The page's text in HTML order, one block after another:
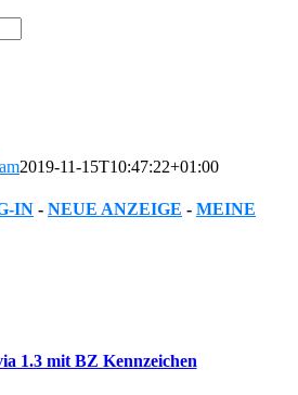
2019-11-15T10:47:22+01:00
IN - NEUE ANZEIGE - MEINE
1.3 mit BZ Kennzeichen